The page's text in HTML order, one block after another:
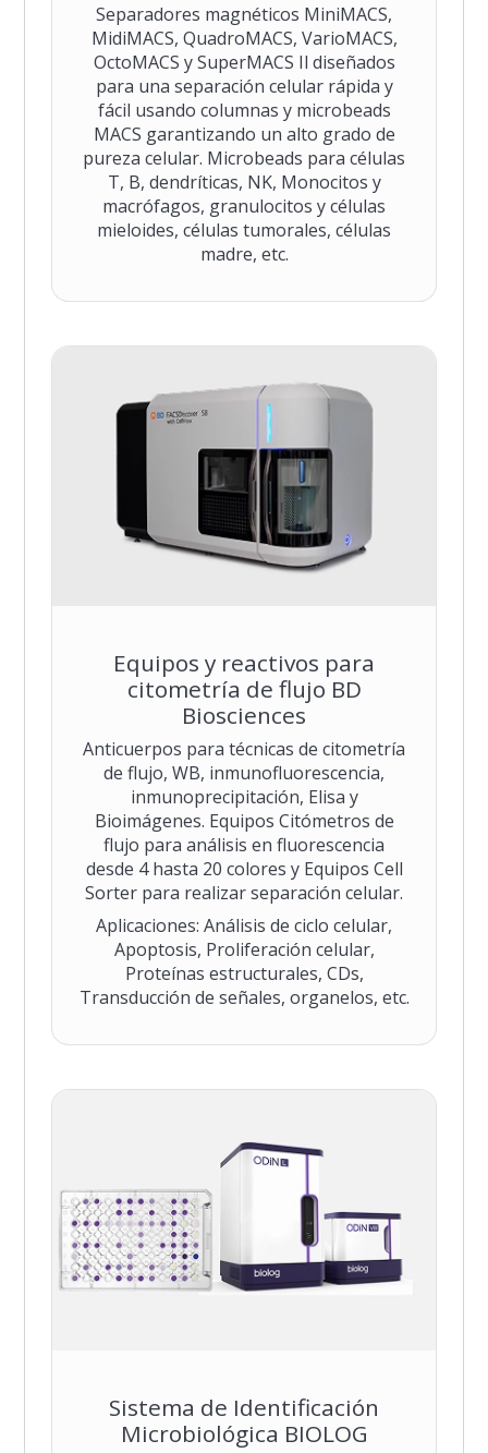
Separadores magnéticos MiniMACS,
MidiMACS, QuadroMACS, VarioMACS,
OctoMACS y SuperMACS Il diseñados
para una separación celular rápida y
fácil usando columnas y microbeads
MACS garantizando un alto grado de
pureza celular. Microbeads para células
T, B, dendríticas, NK, Monocitos y
macrófagos, granulocitos y células
mieloides, células tumorales, células
madre, etc.
Equipos y reactivos para
citometría de flujo BD
Biosciences
Anticuerpos para técnicas de citometría
de flujo, WB, inmunofluorescencia,
inmunoprecipitación, Elisa y
Bioimágenes. Equipos Citómetros de
flujo para análisis en fluorescencia
desde 4 hasta 20 colores y Equipos Cell
Sorter para realizar separación celular.
Aplicaciones: Análisis de ciclo celular,
Apoptosis, Proliferación celular,
Proteínas estructurales, CDs,
Transducción de señales, organelos, etc.
Sistema de Identificación
Microbiológica BIOLOG